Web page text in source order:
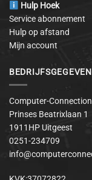
Hulp Hoek
Service abonnement
Hulp op afstand
Mijn account
Computer-
Prinses Beatrixlaan 1
1911HP Uitgeest
0251-234709